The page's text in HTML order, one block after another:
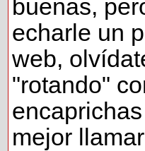
buenas,
echarle un
web,
"rotando"
mejor